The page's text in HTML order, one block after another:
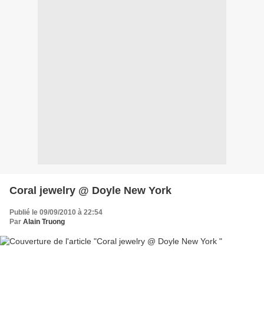
Coral jewelry @ Doyle New York
Publié le 09/09/2010 à 22:54
Par Alain Truong